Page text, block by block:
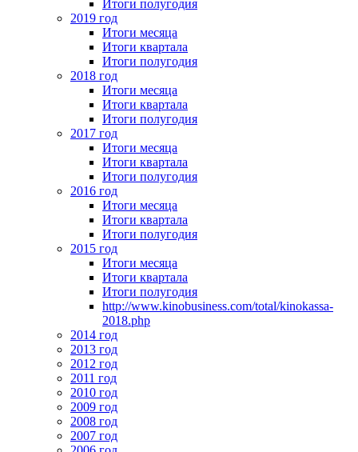
Итоги полугодия
2019 год
Итоги месяца
Итоги квартала
Итоги полугодия
2018 год
Итоги месяца
Итоги квартала
Итоги полугодия
2017 год
Итоги месяца
Итоги квартала
Итоги полугодия
2016 год
Итоги месяца
Итоги квартала
Итоги полугодия
2015 год
Итоги месяца
Итоги квартала
Итоги полугодия
http://www.kinobusiness.com/total/kinokassa-
2018.php
2014 год
2013 год
2012 год
2011 год
2010 год
2009 год
2008 год
2007 год